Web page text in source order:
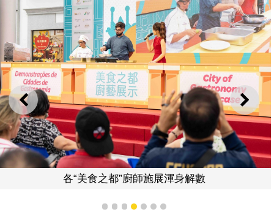
上一則 下一
各“美食之都”廚師施展渾身解數
1 2 3 4 5 6 7